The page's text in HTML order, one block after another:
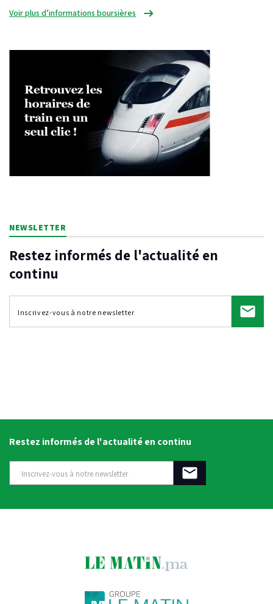
Voir plus d’informations boursières
NEWSLETTER
Restez informés de l'actualité en
continu
Restez informés de l'actualité en continu